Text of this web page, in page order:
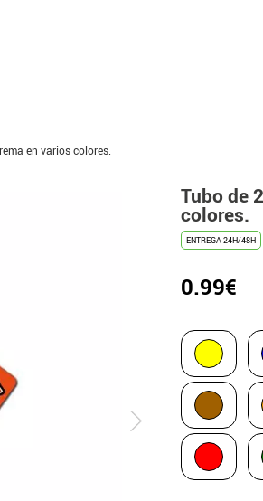
en varios colores.
Tubo de
colores.
ENTREGA 24H/48H
0.99€